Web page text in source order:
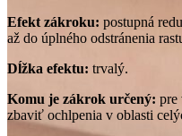
Efekt zákroku: postupná
až do úplného odstránenia
Dĺžka efektu: trvalý.
Komu je zákrok určený: pre
zbaviť ochlpenia v oblasti